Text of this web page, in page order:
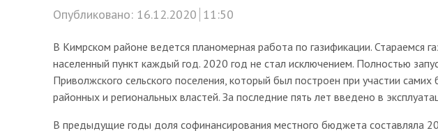
Опубликовано: 16.12.2020 11:50
В Кимрском районе ведется планомерная работа по газификации. Стараемся
населенный пункт каждый год. 2020 год не стал исключением. Полностью
Приволжского сельского поселения, который был построен при участии
районных и региональных властей. За последние пять лет введено в
В предыдущие годы доля софинансирования местного бюджета составляла